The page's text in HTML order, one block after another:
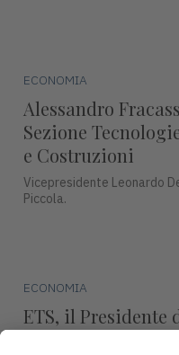
ECONOMIA
Alessandro
Sezione
e Costruzioni
Vicepresidente Leonardo
Piccola.
ECONOMIA
ETS, il